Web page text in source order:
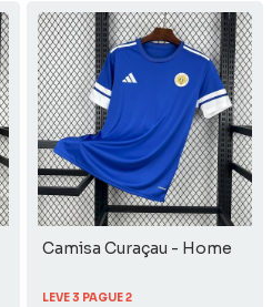
Camisa Curaçau - Home
LEVE 3 PAGUE 2